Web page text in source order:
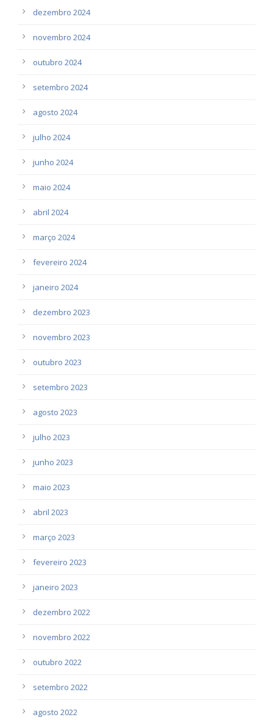
dezembro 2024
novembro 2024
outubro 2024
setembro 2024
agosto 2024
julho 2024
junho 2024
maio 2024
abril 2024
março 2024
fevereiro 2024
janeiro 2024
dezembro 2023
novembro 2023
outubro 2023
setembro 2023
agosto 2023
julho 2023
junho 2023
maio 2023
abril 2023
março 2023
fevereiro 2023
janeiro 2023
dezembro 2022
novembro 2022
outubro 2022
setembro 2022
agosto 2022